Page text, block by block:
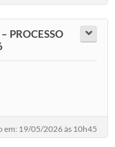
PROCESSO
em: 19/05/2026 às 10h45